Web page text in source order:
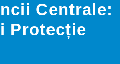
Centrale:
Protecție